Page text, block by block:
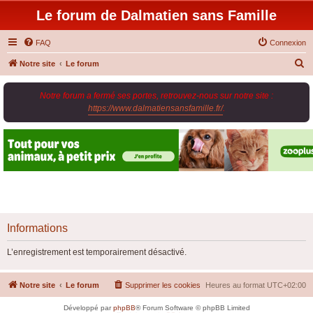
Le forum de Dalmatien sans Famille
FAQ Connexion
Notre site Le forum
e
r
Notre forum a fermé ses portes, retrouvez-nous sur notre site :
https://www.dalmatiensansfamille.fr/.
Informations
L’enregistrement est temporairement désactivé.
Notre site Le forum Heures au format UTC+02:00
Supprimer les cookies
Développé parphpBB® Forum Software © phpBB Limited